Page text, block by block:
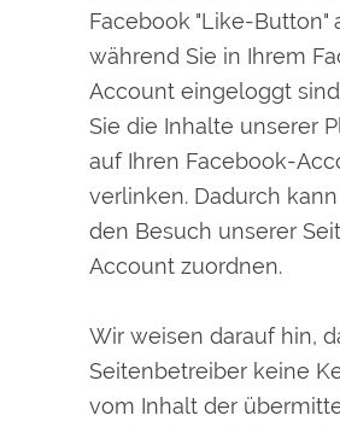
Facebook "Like-Button"
während Sie in Ihrem
Account eingeloggt
Sie die Inhalte unserer
auf Ihren Facebook-
verlinken. Dadurch
den Besuch unserer
Account zuordnen.
Wir weisen darauf hin,
Seitenbetreiber keine
vom Inhalt der